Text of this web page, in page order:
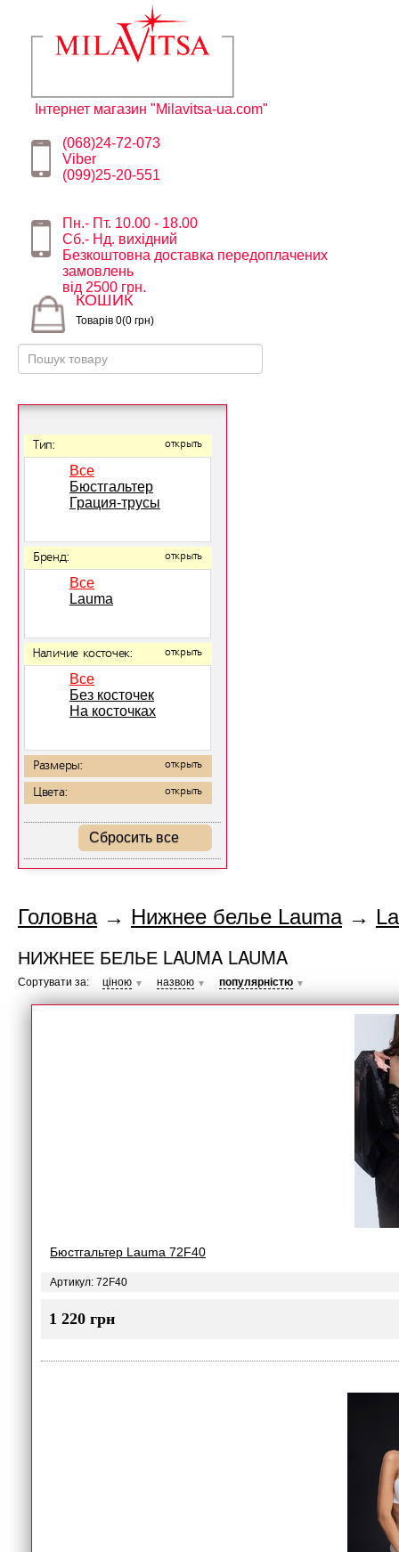
Інтернет магазин "Milavitsa-ua.com"
(068)24-72-073
Viber
(099)25-20-551
Пн.- Пт. 10.00 - 18.00
Сб.- Нд. вихідний
Безкоштовна доставка передоплачених
замовлень
від 2500 грн.
КОШИК
Товарів 0(0 грн)
Тип: открыть
Все
Бюстгальтер
Грация-трусы
Бренд: открыть
Все
Lauma
Наличие косточек: открыть
Все
Без косточек
На косточках
Размеры: открыть
Цвета: открыть
Сбросить все
Головна→ Нижнее белье Lauma→
НИЖНЕЕ БЕЛЬЕ LAUMA LAUMA
Сортувати за: ціною ▼ назвою ▼ популярністю ▼
Бюстгальтер Lauma 72F40
Артикул: 72F40
1 220 грн